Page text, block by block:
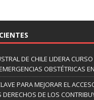
DE CHILE LIDERA
OBSTÉTRICAS
PARA MEJORAR EL
DERECHOS DE LOS